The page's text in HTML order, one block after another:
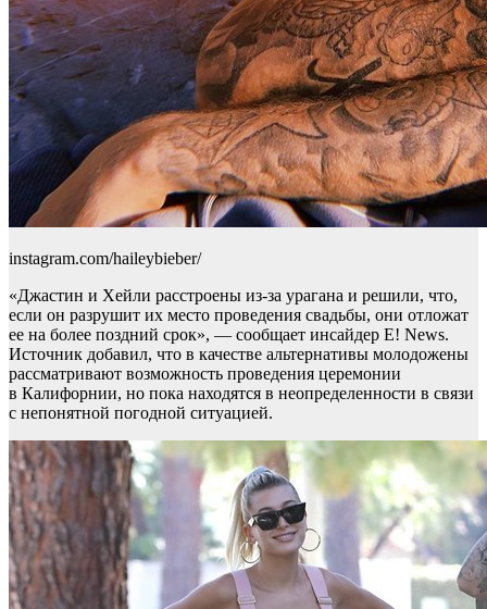
instagram.com/haileybieber/
«Джастин и Хейли расстроены из-за урагана и решили, что,
если он разрушит их место проведения свадьбы, они отложат
ее на более поздний срок», — сообщает инсайдер E! News.
Источник добавил, что в качестве альтернативы молодожены
рассматривают возможность проведения церемонии
в Калифорнии, но пока находятся в неопределенности в связи
с непонятной погодной ситуацией.